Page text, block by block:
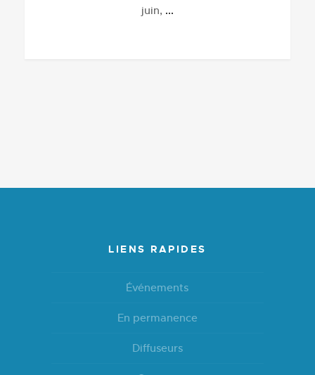
juin, ...
LIENS RAPIDES
Événements
En permanence
Diffuseurs